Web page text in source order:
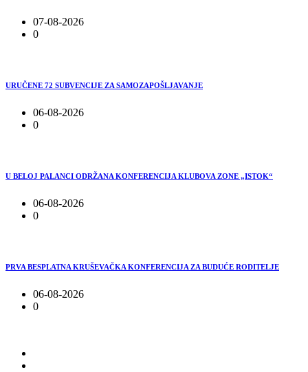
07-08-2026
0
URUČENE 72 SUBVENCIJE ZA SAMOZAPOŠLJAVANJE
06-08-2026
0
U BELOJ PALANCI ODRŽANA KONFERENCIJA KLUBOVA ZONE „ISTOK“
06-08-2026
0
PRVA BESPLATNA KRUŠEVAČKA KONFERENCIJA ZA BUDUĆE RODITELJE
06-08-2026
0